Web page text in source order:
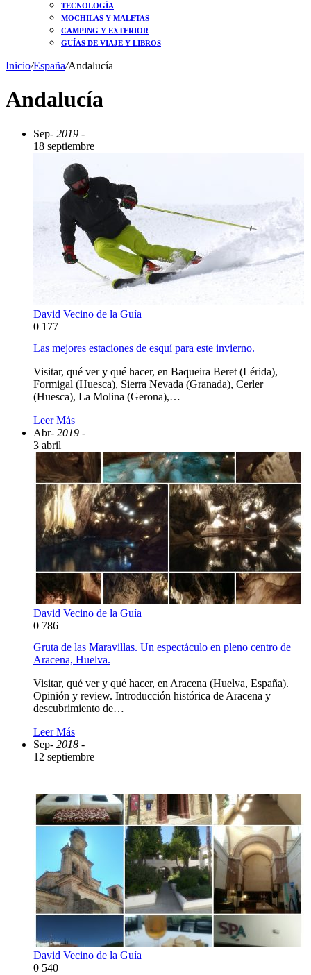
TECNOLOGÍA
MOCHILAS Y MALETAS
CAMPING Y EXTERIOR
GUÍAS DE VIAJE Y LIBROS
Inicio/España/Andalucía
Andalucía
Sep- 2019 -
18 septiembre
David Vecino de la Guía
0 177
Las mejores estaciones de esquí para este invierno.
Visitar, qué ver y qué hacer, en Baqueira Beret (Lérida),
Formigal (Huesca), Sierra Nevada (Granada), Cerler
(Huesca), La Molina (Gerona),…
Leer Más
Abr- 2019 -
3 abril
David Vecino de la Guía
0 786
Gruta de las Maravillas. Un espectáculo en pleno centro de
Aracena, Huelva.
Visitar, qué ver y qué hacer, en Aracena (Huelva, España).
Opinión y review. Introducción histórica de Aracena y
descubrimiento de…
Leer Más
Sep- 2018 -
12 septiembre
David Vecino de la Guía
0 540